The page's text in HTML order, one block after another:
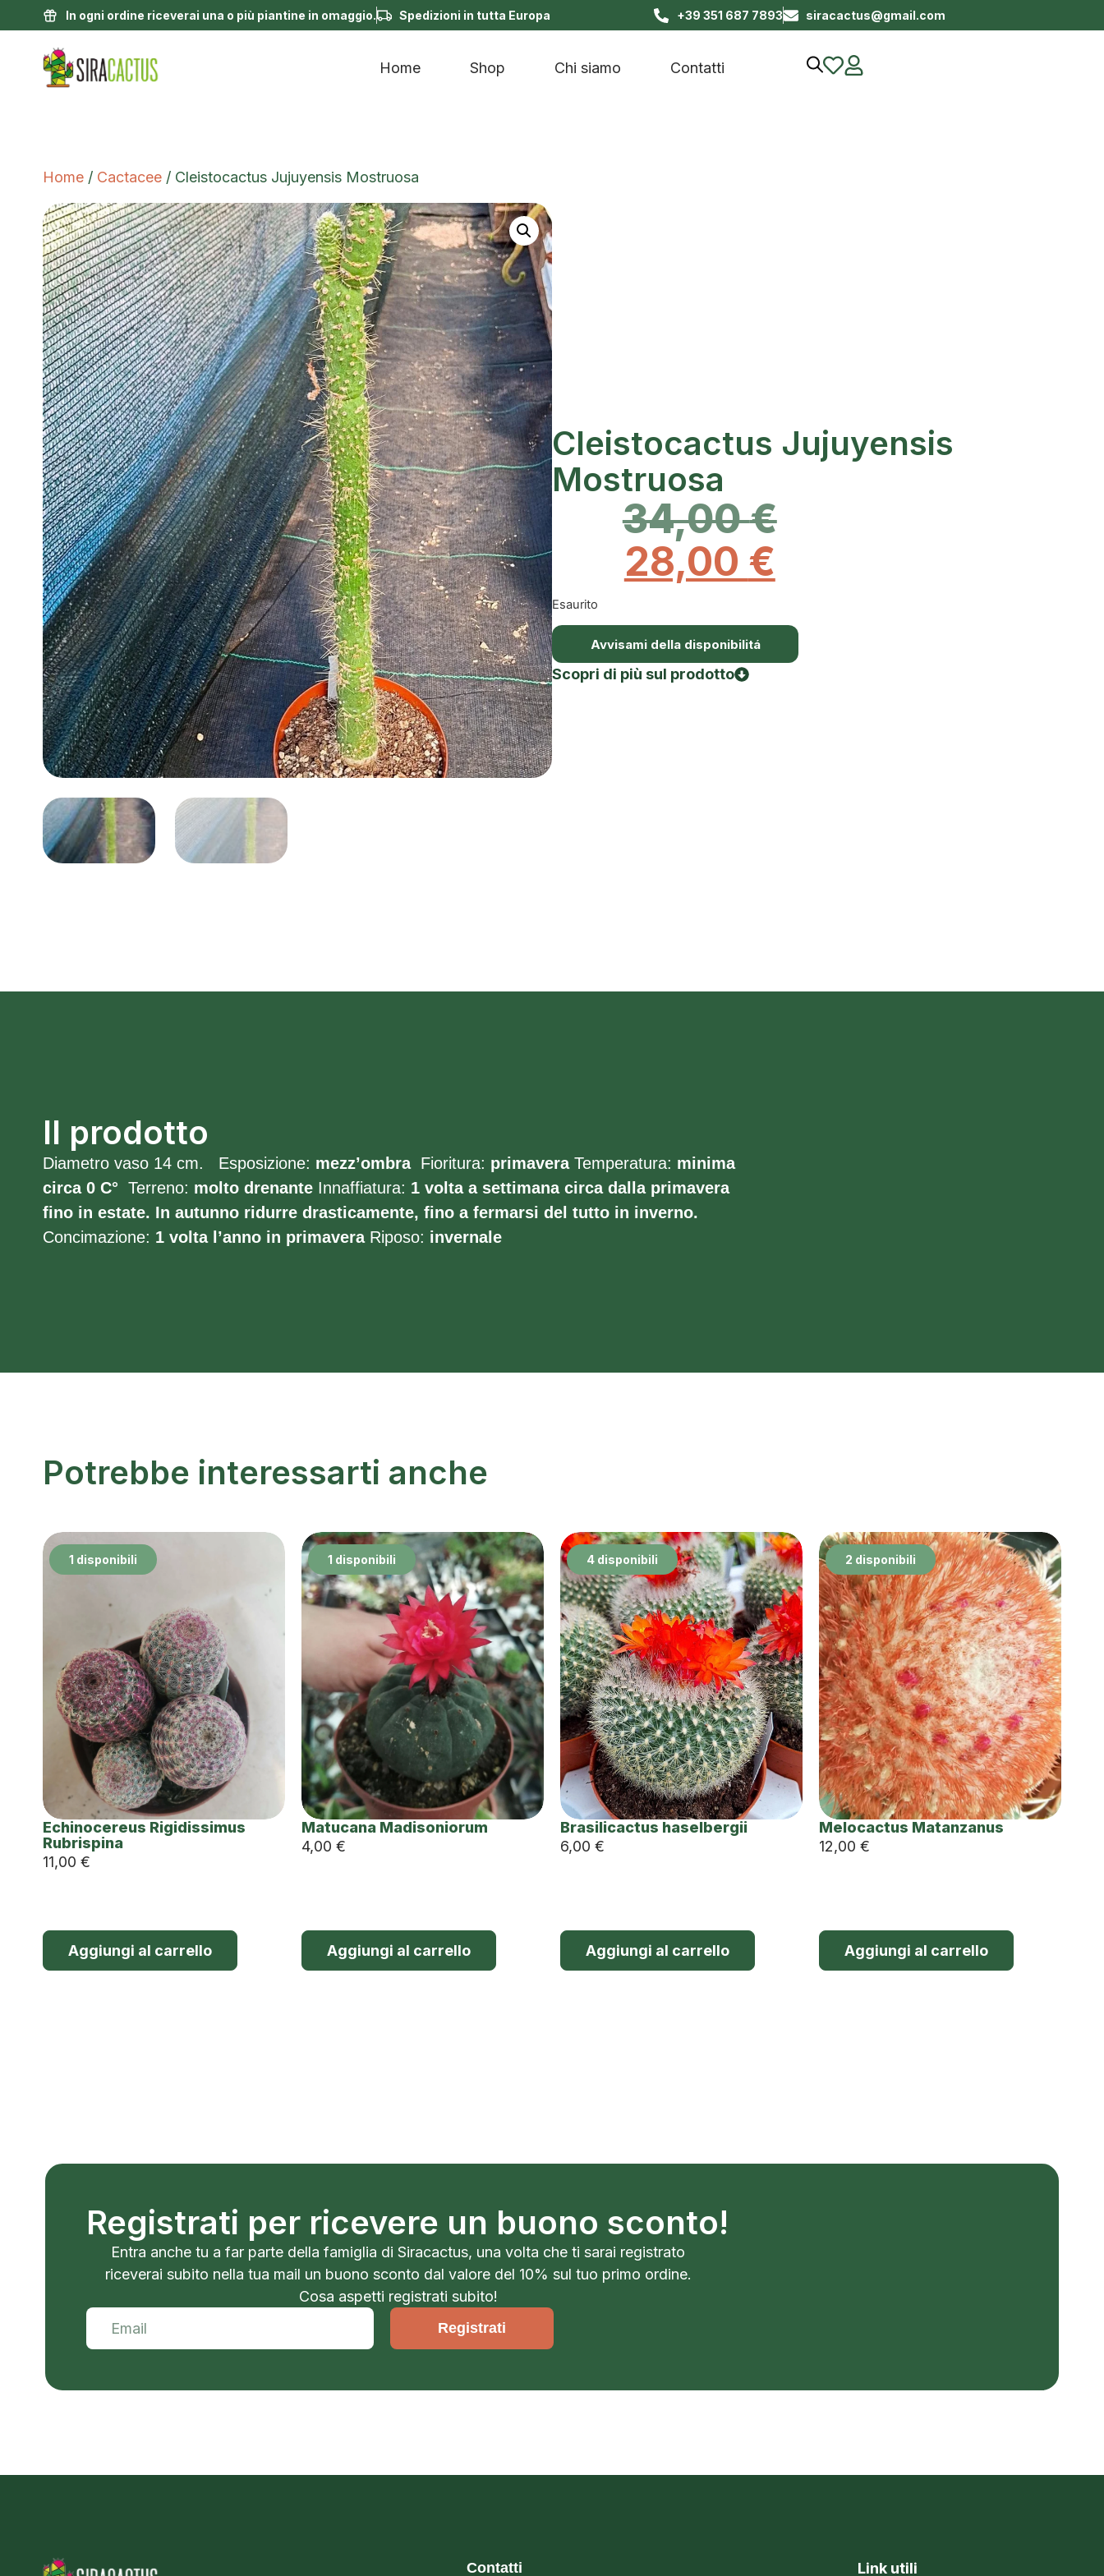
In ogni ordine riceverai una o più piantine in omaggio. Spedizioni in tutta Europa +39 351 687 7893 siracactus@gmail.com
Home Shop Chi siamo Contatti
Home / Cactacee / Cleistocactus Jujuyensis Mostruosa
Cleistocactus Jujuyensis
Mostruosa
34,00€
28,00 €
Esaurito
Avvisami della disponibilitá
Scopri di più sul prodotto
Il prodotto
Diametro vaso 14 cm. Esposizione: mezz’ombra Fioritura: primaveraTemperatura: minima
circa 0 C° Terreno: molto drenante Innaffiatura: 1 volta a settimana circa dalla primavera
fino in estate. In autunno ridurre drasticamente, fino a fermarsi del tutto in inverno.
Concimazione: 1 volta l’anno in primaveraRiposo: invernale
Potrebbe interessarti anche
1 disponibili
Echinocereus Rigidissimus
Rubrispina
11,00 €
Aggiungi al carrello
1 disponibili
Matucana Madisoniorum
4,00 €
Aggiungi al carrello
4 disponibili
Brasilicactus haselbergii
6,00 €
Aggiungi al carrello
2 disponibili
Melocactus Matanzanus
12,00 €
Aggiungi al carrello
Registrati per ricevere un buono sconto!
Entra anche tu a far parte della famiglia di Siracactus, una volta che ti sarai registrato
riceverai subito nella tua mail un buono sconto dal valore del 10% sul tuo primo ordine.
Cosa aspetti registrati subito!
Registrati
Contatti Link utili